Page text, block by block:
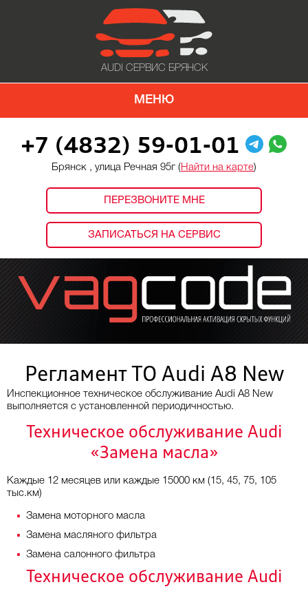
AUDI СЕРВИС БРЯНСК
МЕНЮ
ПЕРЕЗВОНИТЕ МНЕ
ЗАПИСАТЬСЯ НА СЕРВИС
+7 (4832) 59-01-01
Брянск , улица Речная 95г ( Найти на карте)
Регламент ТО Audi A8 New
Инспекционное техническое обслуживание Audi A8 New
выполняется с установленной периодичностью.
Техническое обслуживание Audi
«Замена масла»
Каждые 12 месяцев или каждые 15000 км (15, 45, 75, 105
тыс.км)
Замена моторного масла
Замена масляного фильтра
Замена салонного фильтра
Техническое обслуживание Audi